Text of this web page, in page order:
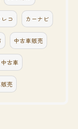
レコ カーナビ
中古車販売
古車
売